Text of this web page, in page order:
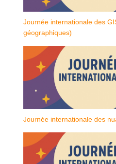
Journée internationale des
géographiques)
Journée internationale des